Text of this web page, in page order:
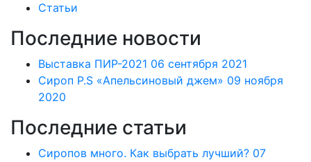
Статьи
Последние новости
Выставка ПИР-2021 06 сентября 2021
Сироп P.S «Апельсиновый джем» 09 ноября
2020
Последние статьи
Сиропов много. Как выбрать лучший? 07